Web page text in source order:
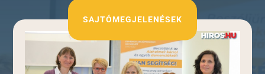
SAJTÓMEGJELENÉSEK